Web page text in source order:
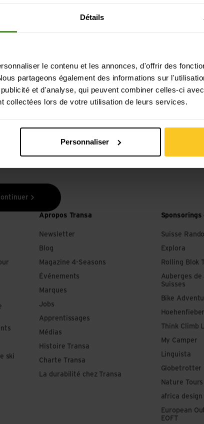
Détails
le contenu et les annonces, d'offrir des
partageons également des informations sur
et d'analyse, qui peuvent combiner celles-ci
collectées lors de votre utilisation de leurs services.
Personnaliser
Paiement sécurisé avec Twint, Visa et plus
encore
ski
Apropos Transa
Newsletter
Blog
Magazine 4-Seasons
Événements
Marques
Jobs
Apprentissages
Médias
Histoire Transa
Charte Transa
La durabilité chez Transa
Suisse Rando
Explora
Rolling Blok
Auberges de
Suisses
Bike
Hoehenfieber
Think Climb
My Camper
Linguista
Globetrotter
Nature Tours
africa design
European
EOFT